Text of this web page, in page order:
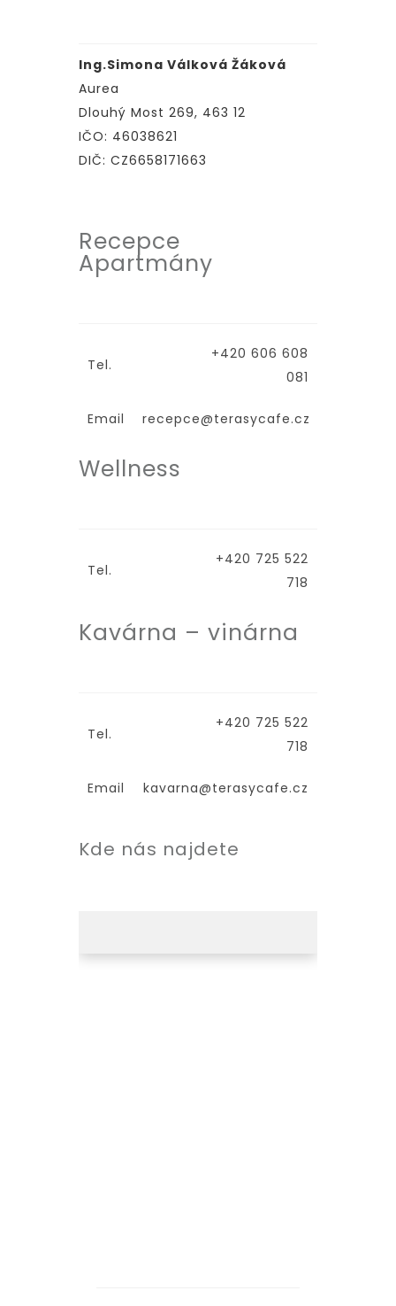
Ing.Simona Válková Žáková
Aurea
Dlouhý Most 269, 463 12
IČO: 46038621
DIČ: CZ6658171663
Recepce
Apartmány
Tel.
+420 606 608
081
Email recepce@terasycafe.cz
Wellness
Tel.
+420 725 522
718
Kavárna – vinárna
Tel.
+420 725 522
718
Email kavarna@terasycafe.cz
Kde nás najdete